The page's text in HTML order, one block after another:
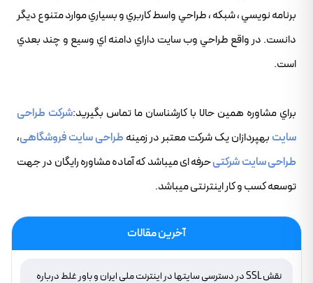
برنامه نويسي ، شبکه ، طراحي واسط کاربري و بسياري موارد متنوع ديگر
دانست. در واقع طراحي وب سايت داراي دامنه اي وسيع و چند بعدي
است.
براي مشاوره همين حالا با کارشناسان ما تماس بگيريد:شرکت طراحی
سایت بهپردازان یک شرکت معتبر در زمینه طراحی سایت فروشگاهی،
طراحی سایت شرکتیحرفه ای میباشد که آماده مشاوره رایگان در جهت
توسعه کسب و کار اینترنتی میباشد.
آخرین مقالات
نقش SSL در دسترسی سایتها در اینترنت ملی ایران و باور غلط درباره